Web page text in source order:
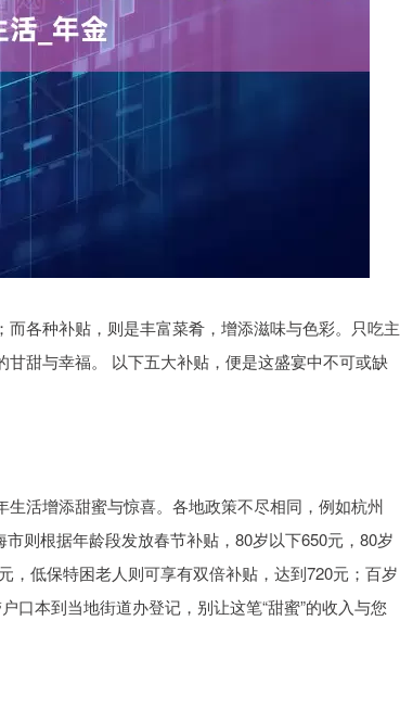
各种补贴，则是丰富菜肴，增添滋味与色彩。只吃主
甜与幸福。 以下五大补贴，便是这盛宴中不可或缺
活增添甜蜜与惊喜。各地政策不尽相同，例如杭州
则根据年龄段发放春节补贴，80岁以下650元，80岁
，低保特困老人则可享有双倍补贴，达到720元；百岁
口本到当地街道办登记，别让这笔“甜蜜”的收入与您